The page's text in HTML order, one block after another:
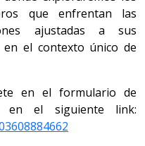
que enfrentan las
ajustadas a sus
en el contexto único de
en el formulario de
en el siguiente link: